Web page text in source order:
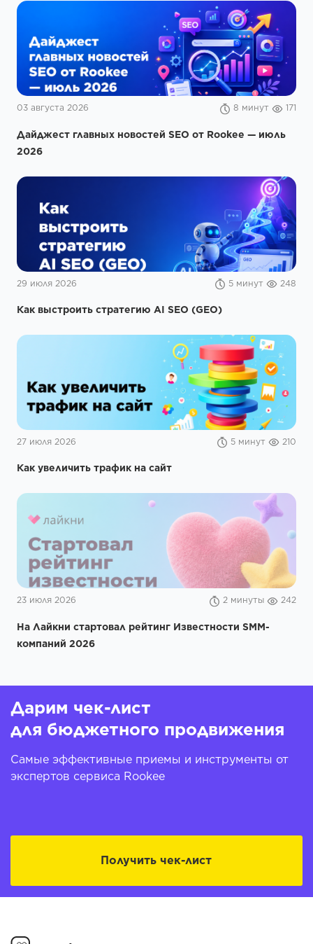
03 августа 2026 8 минут 171
Дайджест главных новостей SEO от Rookee — июль
2026
29 июля 2026 5 минут 248
Как выстроить стратегию AI SEO (GEO)
27 июля 2026 5 минут 210
Как увеличить трафик на сайт
23 июля 2026 2 минуты 242
На Лайкни стартовал рейтинг Известности SMM-
компаний 2026
Дарим чек-лист
для бюджетного продвижения
Самые эффективные приемы и инструменты от
экспертов сервиса Rookee
Получить чек-лист